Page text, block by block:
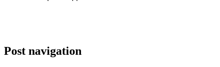
Post navigation